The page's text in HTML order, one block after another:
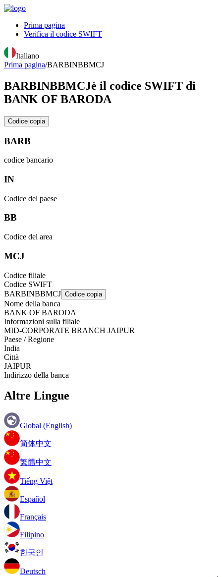
Prima pagina
Verifica il codice SWIFT
Italiano
Prima pagina/BARBINBBMCJ
BARBINBBMCJè il codice SWIFT di
BANK OF BARODA
Codice copia
BARB
codice bancario
IN
Codice del paese
BB
Codice del area
MCJ
Codice filiale
Codice SWIFT
BARBINBBMCJ Codice copia
Nome della banca
BANK OF BARODA
Informazioni sulla filiale
MID-CORPORATE BRANCH JAIPUR
Paese / Regione
India
Città
JAIPUR
Indirizzo della banca
Altre Lingue
Global (English)
简体中文
繁體中文
Tiếng Việt
Español
Français
Filipino
한국인
Deutsch